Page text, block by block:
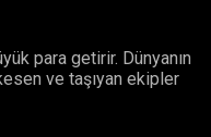
para getirir. Dünyanın
ve taşıyan ekipler